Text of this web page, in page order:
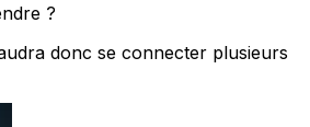
?
donc se connecter plusieurs